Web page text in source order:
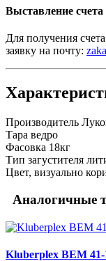
Выставление
Для получения
заявку на почту:
Производитель
Тара ведро
Фасовка 18кг
Тип загустителя
Цвет, визуально
Аналогичные
Kluberplex BEM 41-